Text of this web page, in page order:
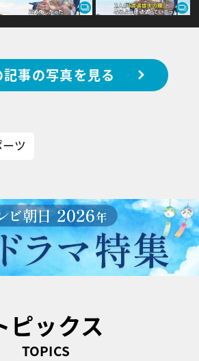
記事の写真を見る
ツ
ピックス
TOPICS